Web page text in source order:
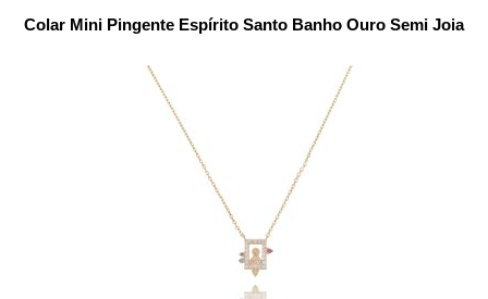
Colar Mini Pingente Espírito Santo Banho Ouro Semi Joia